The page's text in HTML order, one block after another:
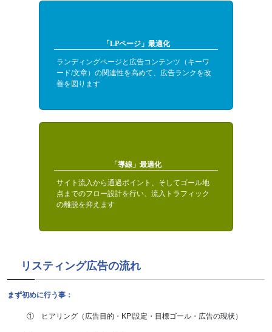
「LPページ」最適化
ランディングページと広告コンテンツ（キーワ
ード/文章）の関連性を高めて、広告ランクを改
善を図ります
「導線」最適化
サイト流入から通過ポイント、そしてゴール地
点までのフロー設計を行い、流入トラフィック
の離脱を抑えます
リスティング広告の流れ
まず初めに行う事：
① ヒアリング（広告目的・KPI設定・目標ゴール・広告の現状）